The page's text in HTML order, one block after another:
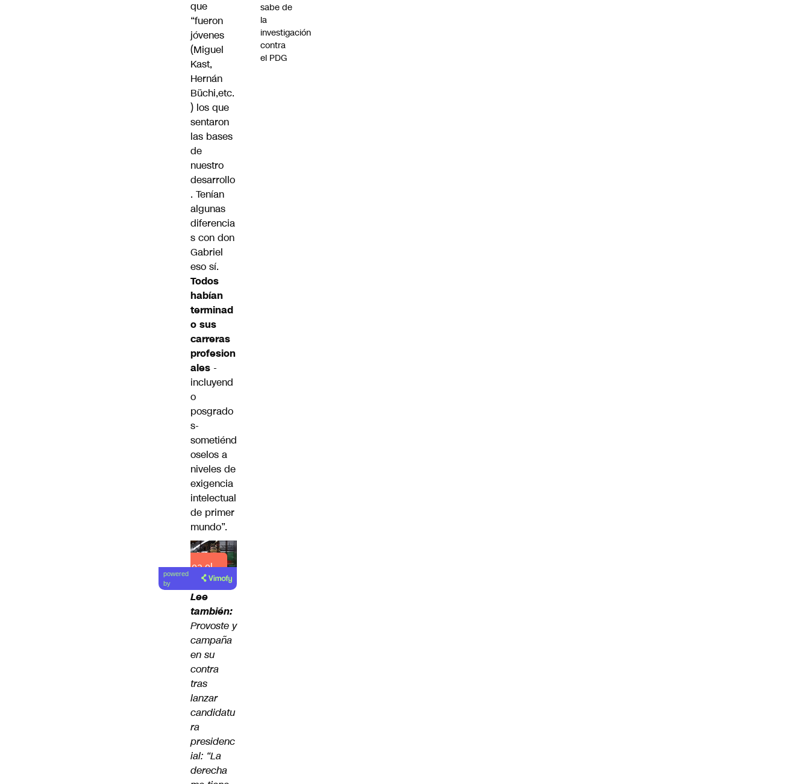
que
“fueron
jóvenes
(Miguel
Kast,
Hernán
Büchi,etc.
) los que
sentaron
las bases
de
nuestro
desarrollo
. Tenían
algunas
diferencia
s con don
Gabriel
eso sí.
Todos
habían
terminad
o sus
carreras
profesion
ales -
incluyend
o
posgrado
s-
sometiénd
oselos a
niveles de
exigencia
intelectual
de primer
mundo”.
Lea el
artículo
powered
by
Lee
también:
Provoste y
campaña
en su
contra
tras
lanzar
candidatu
ra
presidenc
ial: “La
derecha
sabe de
la
investigación
contra
el PDG